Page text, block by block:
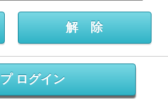
ログイン